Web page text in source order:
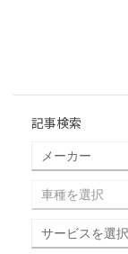
記事検索